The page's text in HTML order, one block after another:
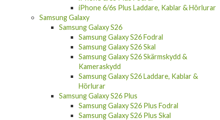
iPhone 6/6s Plus Laddare, Kablar & Hörlurar
Samsung Galaxy
Samsung Galaxy S26
Samsung Galaxy S26 Fodral
Samsung Galaxy S26 Skal
Samsung Galaxy S26 Skärmskydd &
Kameraskydd
Samsung Galaxy S26 Laddare, Kablar &
Hörlurar
Samsung Galaxy S26 Plus
Samsung Galaxy S26 Plus Fodral
Samsung Galaxy S26 Plus Skal